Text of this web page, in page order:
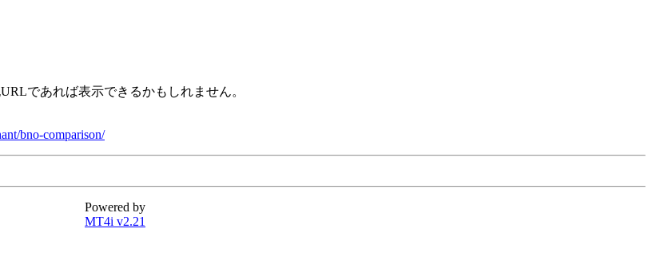
であれば表示できるかもしれません。
bno-comparison/
Powered by
MT4i v2.21